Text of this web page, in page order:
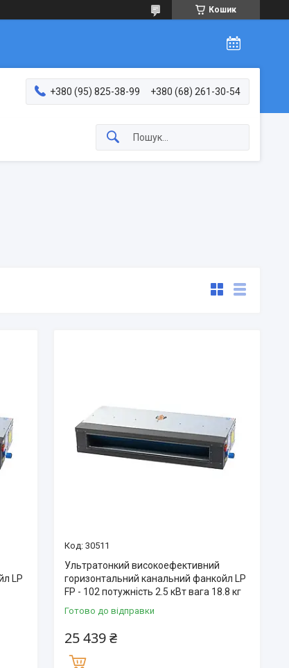
Кошик
+380 (95) 825-38-99 +380 (68) 261-30-54
LP
30511
Ультратонкий високоефективний
горизонтальний канальний фанкойл LP
FP - 102 потужність 2.5 кВт вага 18.8 кг
Готово до відправки
25 439 ₴